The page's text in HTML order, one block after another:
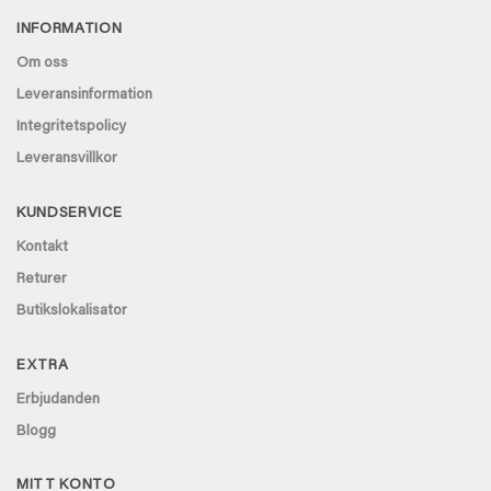
INFORMATION
Om oss
Leveransinformation
Integritetspolicy
Leveransvillkor
KUNDSERVICE
Kontakt
Returer
Butikslokalisator
EXTRA
Erbjudanden
Blogg
MITT KONTO